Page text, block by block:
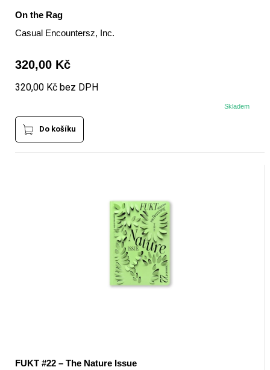
On the Rag
Casual Encountersz, Inc.
320,00 Kč
320,00 Kč bez DPH
Skladem
Do košíku
FUKT #22 – The Nature Issue